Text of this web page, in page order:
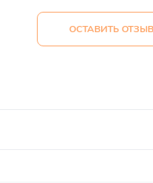
ОСТАВИТЬ ОТЗЫВ